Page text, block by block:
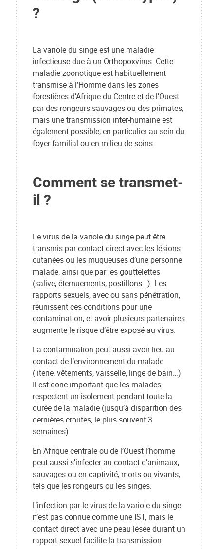
?
La variole du singe est une maladie
infectieuse due à un Orthopoxvirus. Cette
maladie zoonotique est habituellement
transmise à l’Homme dans les zones
forestières d’Afrique du Centre et de l’Ouest
par des rongeurs sauvages ou des primates,
mais une transmission inter-humaine est
également possible, en particulier au sein du
foyer familial ou en milieu de soins.
Comment se transmet-
il ?
Le virus de la variole du singe peut être
transmis par contact direct avec les lésions
cutanées ou les muqueuses d’une personne
malade, ainsi que par les gouttelettes
(salive, éternuements, postillons…). Les
rapports sexuels, avec ou sans pénétration,
réunissent ces conditions pour une
contamination, et avoir plusieurs partenaires
augmente le risque d’être exposé au virus.
La contamination peut aussi avoir lieu au
contact de l’environnement du malade
(literie, vêtements, vaisselle, linge de bain…).
Il est donc important que les malades
respectent un isolement pendant toute la
durée de la maladie (jusqu’à disparition des
dernières croutes, le plus souvent 3
semaines).
En Afrique centrale ou de l’Ouest l’homme
peut aussi s’infecter au contact d’animaux,
sauvages ou en captivité, morts ou vivants,
tels que les rongeurs ou les singes.
L’infection par le virus de la variole du singe
n’est pas connue comme une IST, mais le
contact direct avec une peau lésée durant un
rapport sexuel facilite la transmission.